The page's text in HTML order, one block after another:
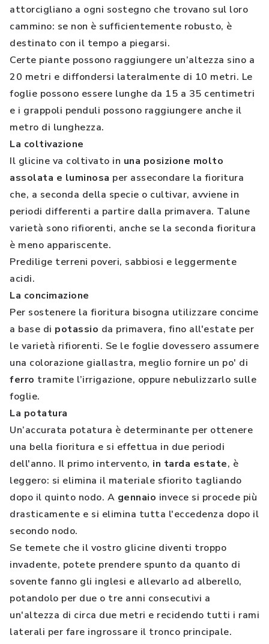
attorcigliano a ogni sostegno che trovano sul loro
cammino: se non è sufficientemente robusto, è
destinato con il tempo a piegarsi.
Certe piante possono raggiungere un’altezza sino a
20 metri e diffondersi lateralmente di 10 metri. Le
foglie possono essere lunghe da 15 a 35 centimetri
e i grappoli penduli possono raggiungere anche il
metro di lunghezza.
La coltivazione
Il glicine va coltivato in una posizione molto
assolata e luminosa per assecondare la fioritura
che, a seconda della specie o cultivar, avviene in
periodi differenti a partire dalla primavera. Talune
varietà sono rifiorenti, anche se la seconda fioritura
è meno appariscente.
Predilige terreni poveri, sabbiosi e leggermente
acidi.
La concimazione
Per sostenere la fioritura bisogna utilizzare concime
a base di potassio da primavera, fino all'estate per
le varietà rifiorenti. Se le foglie dovessero assumere
una colorazione giallastra, meglio fornire un po' di
ferro tramite l’irrigazione, oppure nebulizzarlo sulle
foglie.
La potatura
Un’accurata potatura è determinante per ottenere
una bella fioritura e si effettua in due periodi
dell'anno. Il primo intervento, in tarda estate, è
leggero: si elimina il materiale sfiorito tagliando
dopo il quinto nodo. A gennaio invece si procede più
drasticamente e si elimina tutta l'eccedenza dopo il
secondo nodo.
Se temete che il vostro glicine diventi troppo
invadente, potete prendere spunto da quanto di
sovente fanno gli inglesi e allevarlo ad alberello,
potandolo per due o tre anni consecutivi a
un'altezza di circa due metri e recidendo tutti i rami
laterali per fare ingrossare il tronco principale.